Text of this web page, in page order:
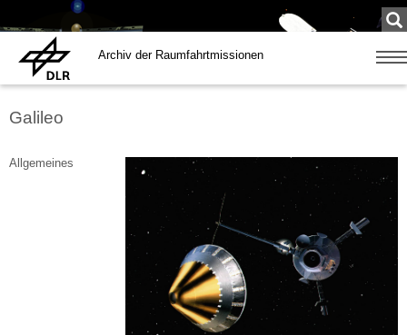
Archiv der Raumfahrtmissionen
Zeige
Galileo
Allgemeines